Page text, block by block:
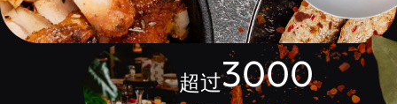
超过3000